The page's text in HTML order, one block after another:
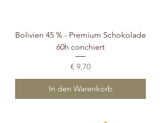
Bolivien 45 % - Premium Schokolade
60h conchiert
Preis
€ 9,70
In den Warenkorb